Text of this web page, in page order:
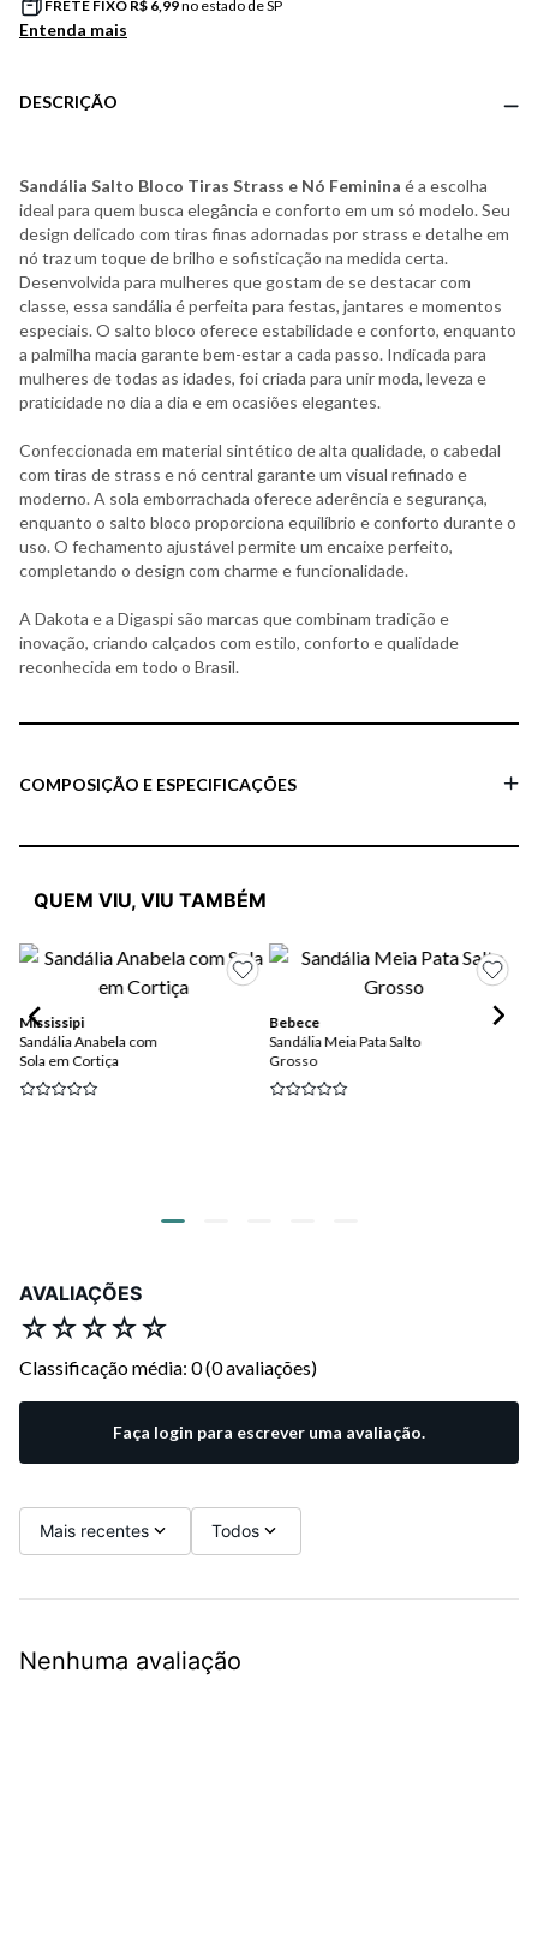
FRETE FIXO R$ 6,99no estado de SP
Entenda mais
DESCRIÇÃO
Sandália Salto Bloco Tiras Strass e Nó Feminina é a escolha
ideal para quem busca elegância e conforto em um só modelo. Seu
design delicado com tiras finas adornadas por strass e detalhe em
nó traz um toque de brilho e sofisticação na medida certa.
Desenvolvida para mulheres que gostam de se destacar com
classe, essa sandália é perfeita para festas, jantares e momentos
especiais. O salto bloco oferece estabilidade e conforto, enquanto
a palmilha macia garante bem-estar a cada passo. Indicada para
mulheres de todas as idades, foi criada para unir moda, leveza e
praticidade no dia a dia e em ocasiões elegantes.
Confeccionada em material sintético de alta qualidade, o cabedal
com tiras de strass e nó central garante um visual refinado e
moderno. A sola emborrachada oferece aderência e segurança,
enquanto o salto bloco proporciona equilíbrio e conforto durante o
uso. O fechamento ajustável permite um encaixe perfeito,
completando o design com charme e funcionalidade.
A Dakota e a Digaspi são marcas que combinam tradição e
inovação, criando calçados com estilo, conforto e qualidade
reconhecida em todo o Brasil.
COMPOSIÇÃO E ESPECIFICAÇÕES
QUEM VIU, VIU TAMBÉM
Mississipi
Sandália Anabela com
Sola em Cortiça
Bebece
Sandália Meia Pata Salto
Grosso
AVALIAÇÕES
☆☆☆☆☆
Classificação média: 0(0 avaliações)
Faça login para escrever uma avaliação.
Mais recentes Todos
Nenhuma avaliação